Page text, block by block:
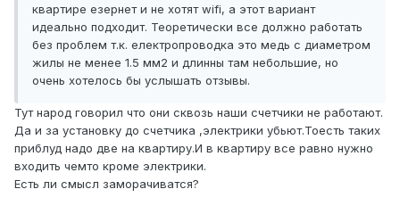
квартире езернет и не хотят wifi, а этот вариант
идеально подходит. Теоретически все должно работать
без проблем т.к. електропроводка это медь с диаметром
жилы не менее 1.5 мм2 и длинны там небольшие, но
очень хотелось бы услышать отзывы.
Тут народ говорил что они сквозь наши счетчики не работают.
Да и за установку до счетчика ,электрики убьют.Тоесть таких
приблуд надо две на квартиру.И в квартиру все равно нужно
входить чемто кроме электрики.
Есть ли смысл заморачиватся?